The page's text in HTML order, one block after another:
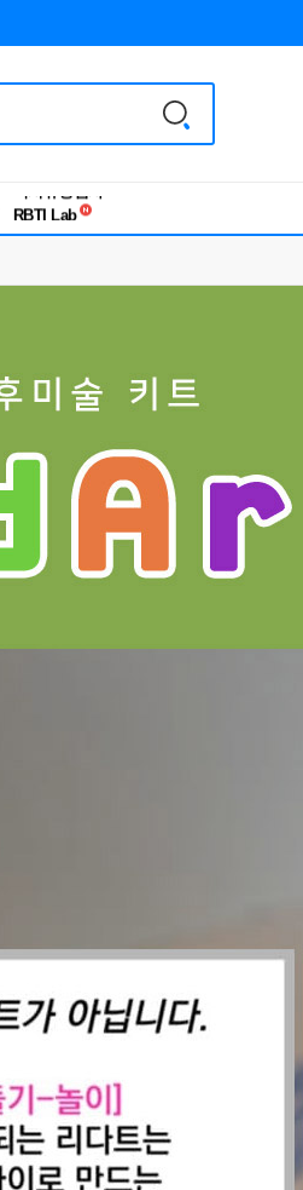
RBTI Lab
독서유형검사